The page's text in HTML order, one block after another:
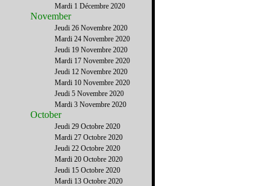
Mardi 1 Décembre 2020
November
Jeudi 26 Novembre 2020
Mardi 24 Novembre 2020
Jeudi 19 Novembre 2020
Mardi 17 Novembre 2020
Jeudi 12 Novembre 2020
Mardi 10 Novembre 2020
Jeudi 5 Novembre 2020
Mardi 3 Novembre 2020
October
Jeudi 29 Octobre 2020
Mardi 27 Octobre 2020
Jeudi 22 Octobre 2020
Mardi 20 Octobre 2020
Jeudi 15 Octobre 2020
Mardi 13 Octobre 2020